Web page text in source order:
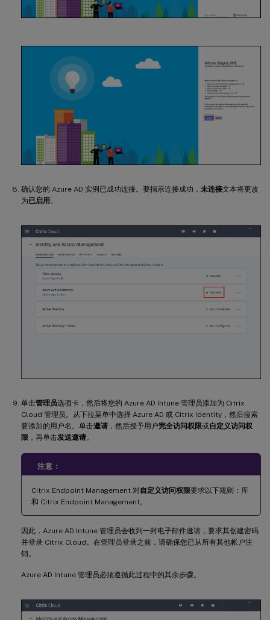
确认您的 Azure AD 实例已成功连接。要指示连接成功， 未连接文本将更改
为已启用 。
单击管理员选项卡，然后将您的 Azure AD Intune 管理员添加为 Citrix
Cloud 管理员。从下拉菜单中选择 Azure AD 或 Citrix Identity，然后搜索
要添加的用户名。单击邀请 ，然后授予用户完全访问权限或自定义访问权
限 ，再单击发送邀请。
注意：
Citrix Endpoint Management 对自定义访问权限要求以下规则：库
和 Citrix Endpoint Management。
因此，Azure AD Intune 管理员会收到一封电子邮件邀请，要求其创建密码
并登录 Citrix Cloud。在管理员登录之前，请确保您已从所有其他帐户注
销。
Azure AD Intune 管理员必须遵循此过程中的其余步骤。